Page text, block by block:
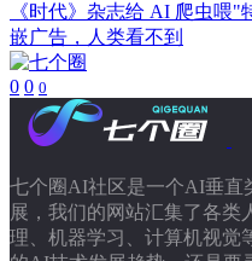
《时代》杂志给 AI 爬虫喂"
嵌广告，人类看不到
0 0 0
七个圈AI社区是一个AI垂直
展，我们的网站汇集了各类
理、机器学习、计算机视觉